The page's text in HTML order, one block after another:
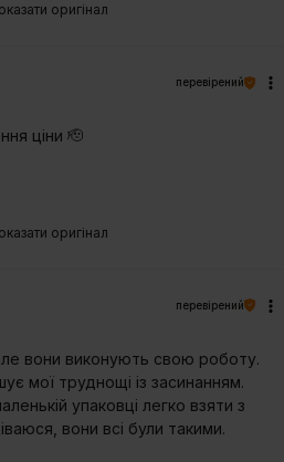
оригінал
оригінал
перевірений
ціни 🫡
перевірений
вони виконують свою роботу.
мої труднощі із засинанням.
упаковці легко взяти з
вони всі були такими.